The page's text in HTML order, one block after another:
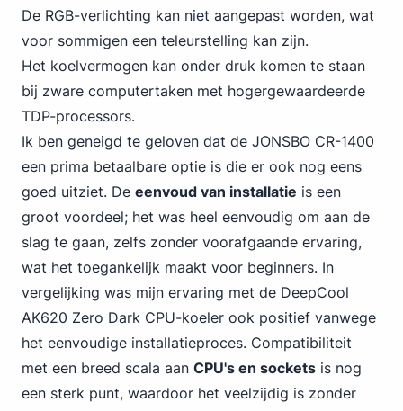
De RGB-verlichting kan niet aangepast worden, wat
voor sommigen een teleurstelling kan zijn.
Het koelvermogen kan onder druk komen te staan
bij zware computertaken met hogergewaardeerde
TDP-processors.
Ik ben geneigd te geloven dat de JONSBO CR-1400
een prima betaalbare optie is die er ook nog eens
goed uitziet. De eenvoud van installatie is een
groot voordeel; het was heel eenvoudig om aan de
slag te gaan, zelfs zonder voorafgaande ervaring,
wat het toegankelijk maakt voor beginners. In
vergelijking was mijn ervaring met de DeepCool
AK620 Zero Dark CPU-koeler ook positief vanwege
het eenvoudige installatieproces. Compatibiliteit
met een breed scala aan CPU's en sockets is nog
een sterk punt, waardoor het veelzijdig is zonder